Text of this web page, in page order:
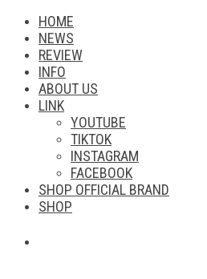
HOME
NEWS
REVIEW
INFO
ABOUT US
LINK
YOUTUBE
TIKTOK
INSTAGRAM
FACEBOOK
SHOP OFFICIAL BRAND
SHOP